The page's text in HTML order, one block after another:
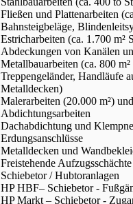
Fließen und Plattenarbeiten
Bahnsteigbeläge,
Estricharbeiten (ca. 1.700 m²
Abdeckungen von Kanälen
Metallbauarbeiten (ca. 800
Treppengeländer, Handläufe
Metalldecken)
Malerarbeiten (20.000 m²)
Abdichtungsarbeiten
Dachabdichtung und
Erdungsanschlüsse
Metalldecken und
Freistehende
Schiebetor / Hubtoranlagen
HP HBF– Schiebetor -
HP Markt – Schiebetor -